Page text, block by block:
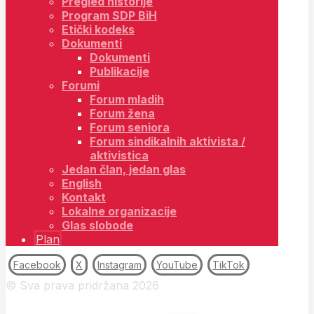
Program SDP BiH
Etički kodeks
Dokumenti
Dokumenti
Publikacije
Forumi
Forum mladih
Forum žena
Forum seniora
Forum sindikalnih aktivista /
aktivistica
Jedan član, jedan glas
English
Kontakt
Lokalne organizacije
Glas slobode
Plan
Facebook X Instagram YouTube TikTok
© Sva prava pridržana 2026